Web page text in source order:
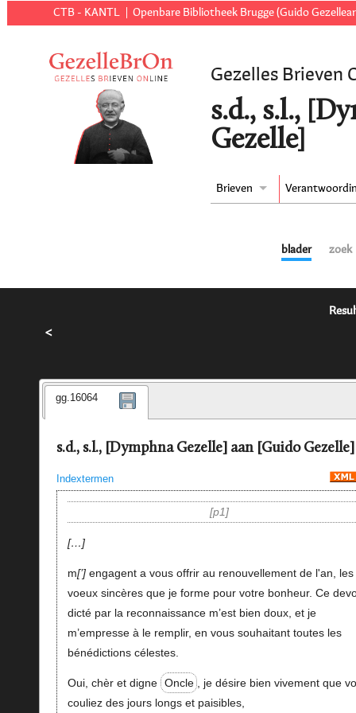
CTB - KANTL Openbare Bibliotheek Brugge (Guido
Gezelles Brieven
s.d., s.l.,
Gezelle]
Brieven
blader zoek
<
gg.16064
s.d., s.l., [Dymphna Gezelle] aan [Guido Gezelle]
Indextermen
p1
…
m ’ engagent a vous offrir au renouvellement de l'an, les
voeux sincères que je forme pour votre bonheur. Ce
dicté par la reconnaissance m’est bien doux, et je
m’empresse à le remplir, en vous souhaitant toutes les
bénédictions célestes.
Oui, chèr et digne Oncle
, je désire bien vivement que
couliez des jours longs et paisibles,